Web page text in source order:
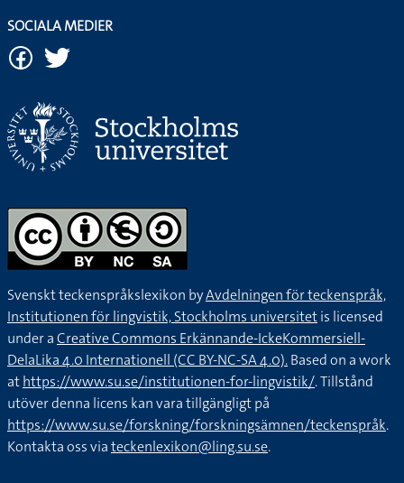
SOCIALA MEDIER
Svenskt teckenspråkslexikon byAvdelningen för teckenspråk,
Institutionen för lingvistik, Stockholms universitetis licensed
under aCreative Commons Erkännande-IckeKommersiell-
DelaLika 4.0 Internationell (CC BY-NC-SA 4.0).Based on a work
athttps://www.su.se/institutionen-for-lingvistik/. Tillstånd
utöver denna licens kan vara tillgängligt på
https://www.su.se/forskning/forskningsämnen/teckenspråk.
Kontakta oss viateckenlexikon@ling.su.se.